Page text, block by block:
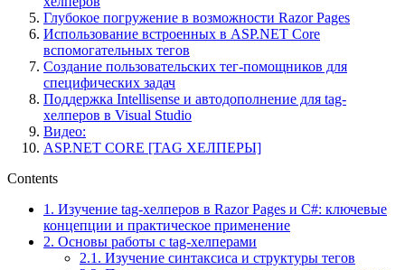
Глубокое погружение в возможности Razor Pages
Использование встроенных в ASP.NET Core
вспомогательных тегов
Создание пользовательских тег-помощников для
специфических задач
Поддержка Intellisense и автодополнение для tag-
хелперов в Visual Studio
Видео:
ASP.NET CORE [TAG ХЕЛПЕРЫ]
Contents
1. Изучение tag-хелперов в Razor Pages и C#: ключевые
концепции и практическое применение
2. Основы работы с tag-хелперами
2.1. Изучение синтаксиса и структуры тегов